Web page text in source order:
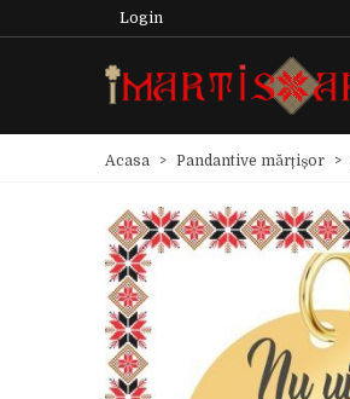
Login
Acasa > Pandantive mărțișor >